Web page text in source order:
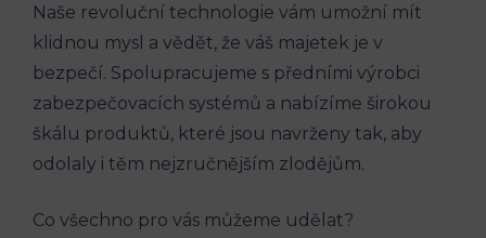
Naše revoluční technologie vám umožní mít
klidnou mysl a vědět, že váš majetek je v
bezpečí. Spolupracujeme s předními výrobci
zabezpečovacích systémů a nabízíme širokou
škálu produktů, které jsou navrženy tak, aby
odolaly i těm nejzručnějším zlodějům.
Co všechno pro vás můžeme udělat?